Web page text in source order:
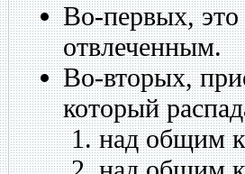
Во-первых, это
отвлеченным.
Во-вторых,
который
над общим